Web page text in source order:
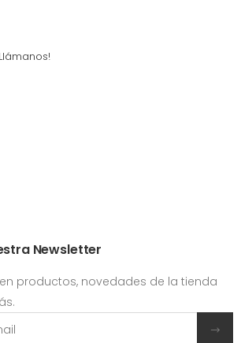
Newsletter
productos, novedades de la tienda